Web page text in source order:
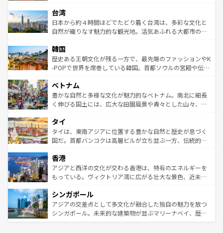
ならではの贅沢な旅のスタイルだ。 なお、新着のアメリカ
情報はコンテンツ一覧を参照してほしい。
れるおもてなしの心で訪れる人々を迎えてくれるハワイの
人々、おいしいローカルフードやハワイアンミュージッ
ク、伝統的なフラダンスなど、すべてがハワイの魅力を彩
ワイを、存分に味わってほしい。 なお、新着のハワイ情報
はコンテンツ一覧を参照してほしい。
リアリーフや大陸中央部にそびえるウルル（エアーズロッ
ク）、タスマニアの美しい原生林やケアンズの熱帯雨林な
ど、見どころがたくさん。また、カフェやワイン、オージ
いる。アクティビティも充実しており、サーフィンやダイ
ビング、ハイキングなど、アウトドア好きにはたまらな
い。オーストラリアの多彩な魅力を存分に味わいつくそ
参照してほしい。
台湾
日本から約４時間ほどでたどり着く台湾は、多彩な文化と
自然が織りなす魅力的な観光地。活気あふれる大都市の台
ン）、静ひつな山岳地帯である台湾東部など、都市の喧騒
と山間の静けさが共存しており、訪れる人に新しい発見と
驚きをもたらしてくれる。また、奥深い台湾の食文化も魅
容にもいいと評判のスイーツなど、バラエティ豊かな料理
が味わえる。 なお、新着の台湾情報は コンテンツ一覧を参
照してほしい。
韓国
歴史ある王朝文化が残る一方で、最先端のファッションやK
-POPで世界を席巻している韓国。首都ソウルの宮殿や伝統
き、地方に足を延ばせば四季折々の自然美を楽しむことが
できる。そして、キムチや焼肉、絶品のストリートフード
まで、さまざまな韓国料理が待っている。夜には、韓国な
リティに包まれながら、韓国の多彩な魅力を心ゆくまで味
わってみてほしい。 なお、新着の韓国情報はコンテンツ一
覧を参照してほしい。
ベトナム
豊かな自然と多様な文化が魅力的なベトナム。南北に細長
く伸びる国土には、広大な田園風景や青々とした山々、世
急速な発展と共に伝統が息づく。ハノイの古い町並みやホ
ーチミン市のフランス統治時代の建物も、独特の雰囲気を
醸し出している。また、バラエティの豊かさとおいしさで
とつ。フォーやバインミー、ベトナムコーヒーなどは、ぜ
ひ現地で味わいたい。どの地域を訪れてもあたたかい人々
が旅行者を迎えてくれるので、きっと忘れられない旅にな
参照してほしい。
タイ
タイは、東南アジアに位置する豊かな自然と歴史が息づく
国だ。首都バンコクは高層ビルが立ち並ぶ一方、伝統的な
の活気が交差している。北部ではチェンマイなどの山岳地
帯で自然と触れ合い、南部ではプーケットやクラビの美し
いビーチでリゾート気分を楽しむことができる。タイ料理
激する。気候は一年中温暖で、どの季節にも異なる楽しみ
が待っている。親しみやすいタイの人々、仏教を中心とし
た文化、そして多様な観光資源が、訪れる旅人を魅了し続
香港
アジアと西洋の文化が交わる香港は、特有のエネルギーを
もっている。ヴィクトリア湾に広がる壮大な景色、近未来
み、どこを訪れても感動するはず。観光スポットが密集し
ており、効率よく見どころを回れるのも魅力。息をのむよ
うな絶景から文化的な体験まで、香港を存分に楽しみ尽く
シンガポール
アジアの交差点として多文化が融合した独自の魅力を放つ
シンガポール。未来的な建築物が並ぶマリーナベイ、歴史